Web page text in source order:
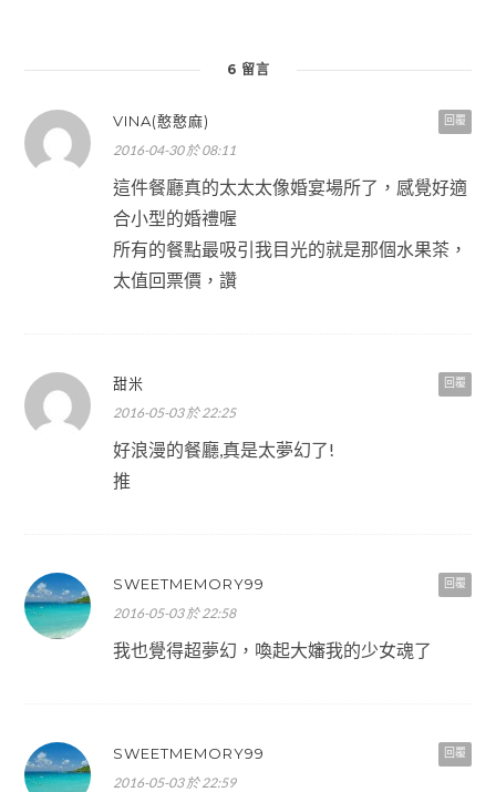
6 留言
回覆
VINA(憨憨麻)
2016-04-30 於 08:11
這件餐廳真的太太太像婚宴場所了，感覺好適
合小型的婚禮喔
所有的餐點最吸引我目光的就是那個水果茶，
太值回票價，讚
回覆
甜米
2016-05-03 於 22:25
好浪漫的餐廳,真是太夢幻了!
推
回覆
SWEETMEMORY99
2016-05-03 於 22:58
我也覺得超夢幻，喚起大嬸我的少女魂了
回覆
SWEETMEMORY99
2016-05-03 於 22:59